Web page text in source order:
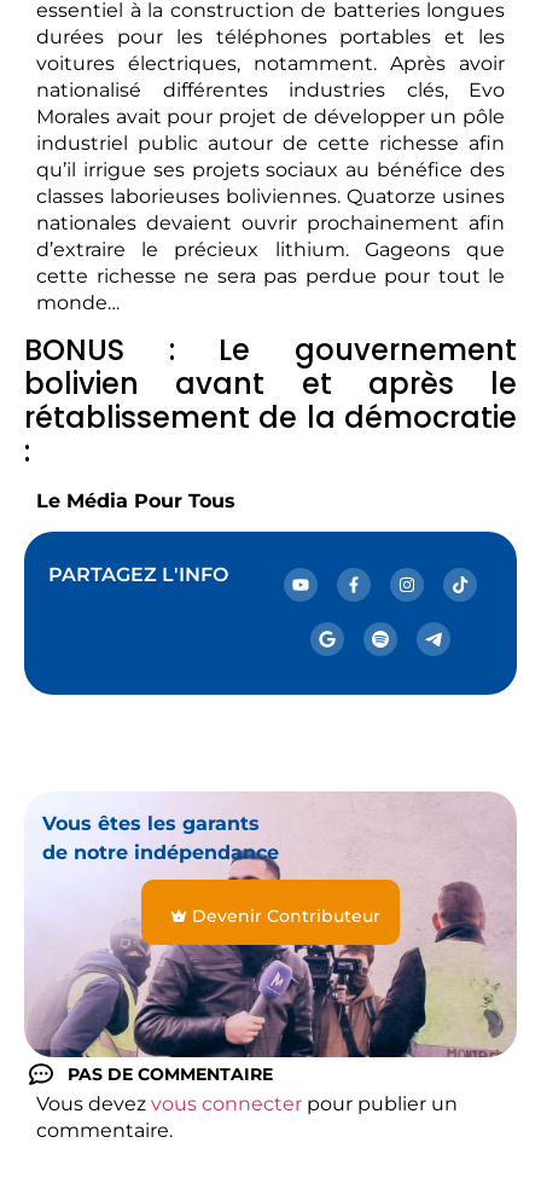
essentiel à la construction de batteries longues
durées pour les téléphones portables et les
voitures électriques, notamment. Après avoir
nationalisé différentes industries clés, Evo
Morales avait pour projet de développer un pôle
industriel public autour de cette richesse afin
qu’il irrigue ses projets sociaux au bénéfice des
classes laborieuses boliviennes. Quatorze usines
nationales devaient ouvrir prochainement afin
d’extraire le précieux lithium. Gageons que
cette richesse ne sera pas perdue pour tout le
monde…
BONUS : Le gouvernement
bolivien avant et après le
rétablissement de la démocratie
:
Le Média Pour Tous
PARTAGEZ L'INFO
Vous êtes les garants
de notre indépendance
Devenir Contributeur
PAS DE COMMENTAIRE
Vous devez vous connecter pour publier un
commentaire.